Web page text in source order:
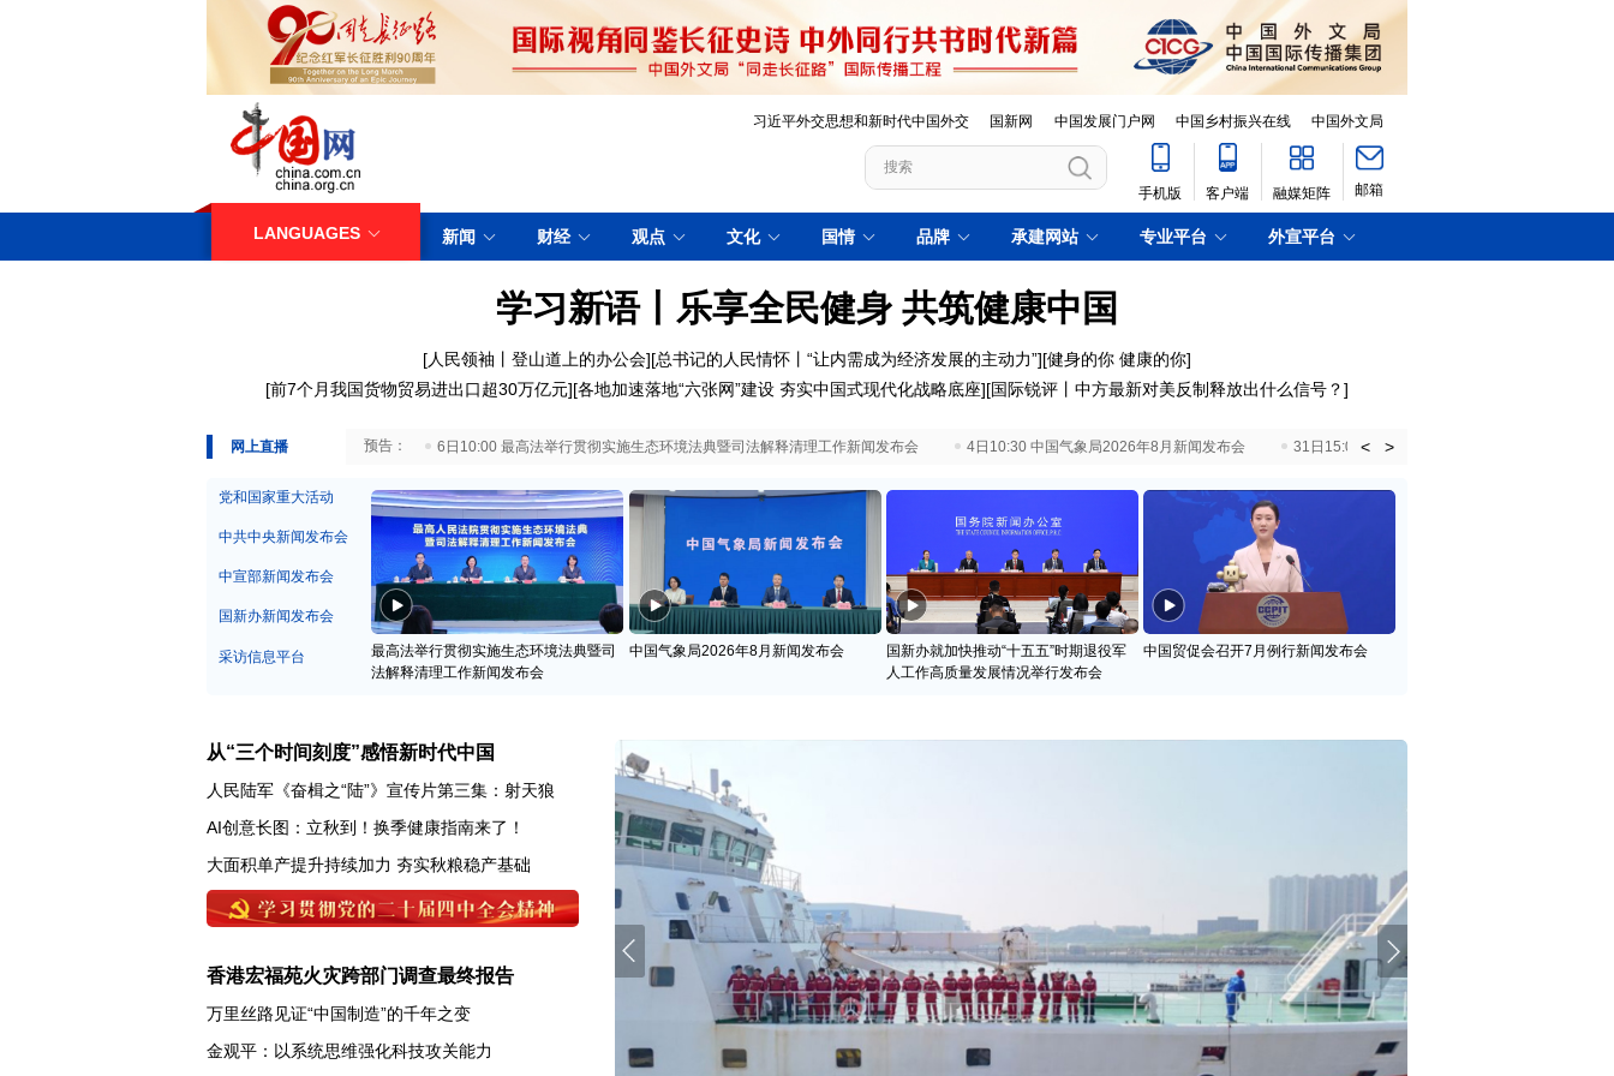
习近平外交思想和新时代中国外交 国新网 中国发展门户网 中国乡村振兴在线 中国外文局
手机版 客户端 融媒矩阵 邮箱
LANGUAGES 新闻 财经 观点 文化 国情 品牌 承建网站 专业平台 外宣平台
学习新语丨乐享全民健身 共筑健康中国
[人民领袖丨登山道上的办公会][总书记的人民情怀丨“让内需成为经济发展的主动力”][健身的你 健康的你]
[前7个月我国货物贸易进出口超30万亿元][各地加速落地“六张网”建设 夯实中国式现代化战略底座][国际锐评丨中方最新对美反制释放出什么信号？]
网上直播
29日10:00 国务院台湾事务办公室7月29日举行新闻发布会 6日10:00 最高法举行贯彻实施生态环境法典暨司法解释清理工作新闻发布会 4日10:30 中国气象局2026年8月新闻发布会 31日15:00 国新办就加快推动“十五五”时期退役
< >
党和国家重大活动
中共中央新闻发布会
中宣部新闻发布会
国新办新闻发布会
采访信息平台
最高法举行贯彻实施生态环境法典暨司
法解释清理工作新闻发布会
中国气象局2026年8月新闻发布会
国新办就加快推动“十五五”时期退役军
人工作高质量发展情况举行发布会
中国贸促会召开7月例行新闻发布会
从“三个时间刻度”感悟新时代中国
人民陆军《奋楫之“陆”》宣传片第三集：射天狼
AI创意长图：立秋到！换季健康指南来了！
大面积单产提升持续加力 夯实秋粮稳产基础
香港宏福苑火灾跨部门调查最终报告
万里丝路见证“中国制造”的千年之变
金观平：以系统思维强化科技攻关能力